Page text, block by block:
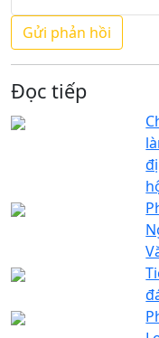
Đọc tiếp